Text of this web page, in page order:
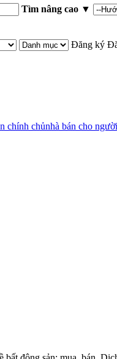
Tìm nâng cao ▼
Đăng ký
chính chủnhà bán cho